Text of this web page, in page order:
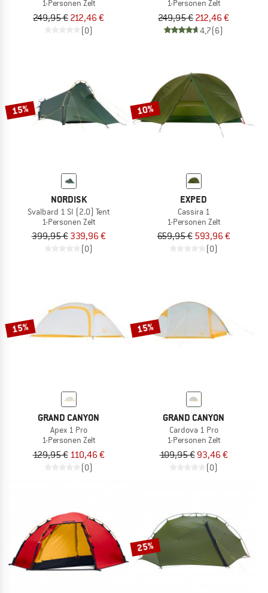
1-Personen Zelt
249,95 € 212,46 €
(0)
1-Personen Zelt
249,95 € 212,46 €
4,7(6)
15%
NORDISK
Svalbard 1 SI (2.0) Tent
1-Personen Zelt
399,95 € 339,96 €
(0)
10%
EXPED
Cassira 1
1-Personen Zelt
659,95 € 593,96 €
(0)
15%
GRAND CANYON
Apex 1 Pro
1-Personen Zelt
129,95 € 110,46 €
(0)
15%
GRAND CANYON
Cardova 1 Pro
1-Personen Zelt
109,95 € 93,46 €
(0)
25%